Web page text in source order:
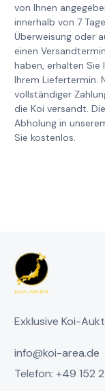
von Ihnen
innerhalb von 7
Überweisung oder
einen
haben, erhalten Sie
Ihrem Liefertermin.
vollständiger
die Koi versandt. Die
Abholung in
Sie kostenlos.
Exklusive Koi-
info@koi-area.de
Telefon: +49 152